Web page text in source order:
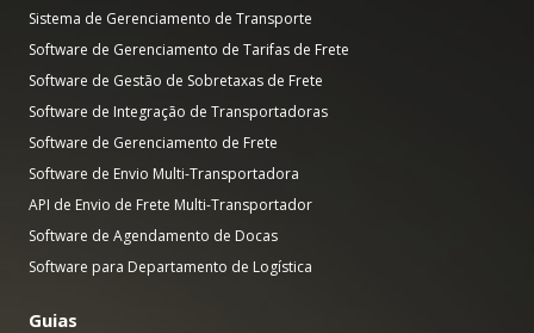
Sistema de Gerenciamento de Transporte
Software de Gerenciamento de Tarifas de Frete
Software de Gestão de Sobretaxas de Frete
Software de Integração de Transportadoras
Software de Gerenciamento de Frete
Software de Envio Multi-Transportadora
API de Envio de Frete Multi-Transportador
Software de Agendamento de Docas
Software para Departamento de Logística
Guias